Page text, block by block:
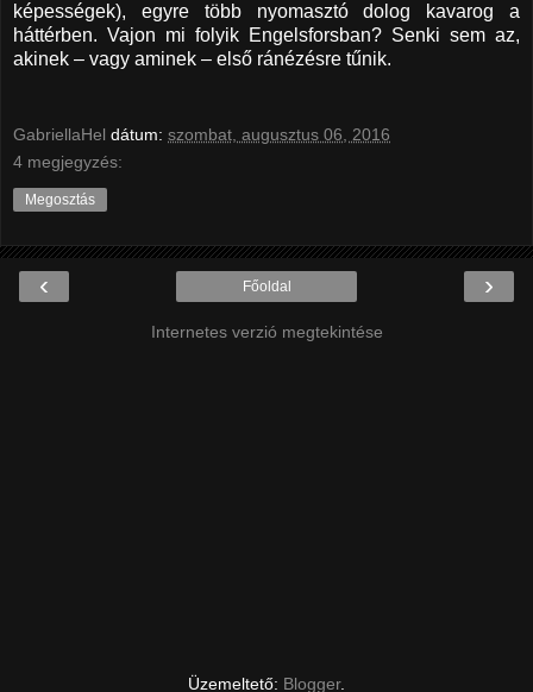
képességek), egyre több nyomasztó dolog kavarog a
háttérben. Vajon mi folyik Engelsforsban? Senki sem az,
akinek – vagy aminek – első ránézésre tűnik.
GabriellaHel dátum: szombat, augusztus 06, 2016
4 megjegyzés:
Megosztás
‹ ›
Főoldal
Internetes verzió megtekintése
Üzemeltető: Blogger.